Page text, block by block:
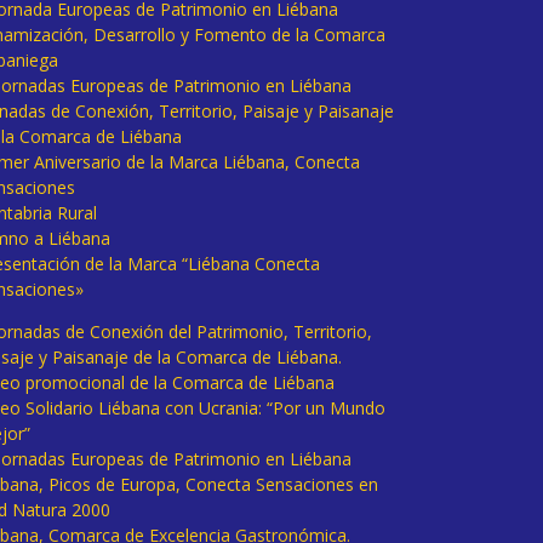
Europeas de Patrimonio en Liébana
Desarrollo y Fomento de la Comarca
Europeas de Patrimonio en Liébana
de Conexión, Territorio, Paisaje y Paisanaje
Comarca de Liébana
Aniversario de la Marca Liébana, Conecta
Rural
a Liébana
de la Marca “Liébana Conecta
de Conexión del Patrimonio, Territorio,
y Paisanaje de la Comarca de Liébana.
promocional de la Comarca de Liébana
Solidario Liébana con Ucrania: “Por un Mundo
Europeas de Patrimonio en Liébana
Picos de Europa, Conecta Sensaciones en
Natura 2000
Comarca de Excelencia Gastronómica.